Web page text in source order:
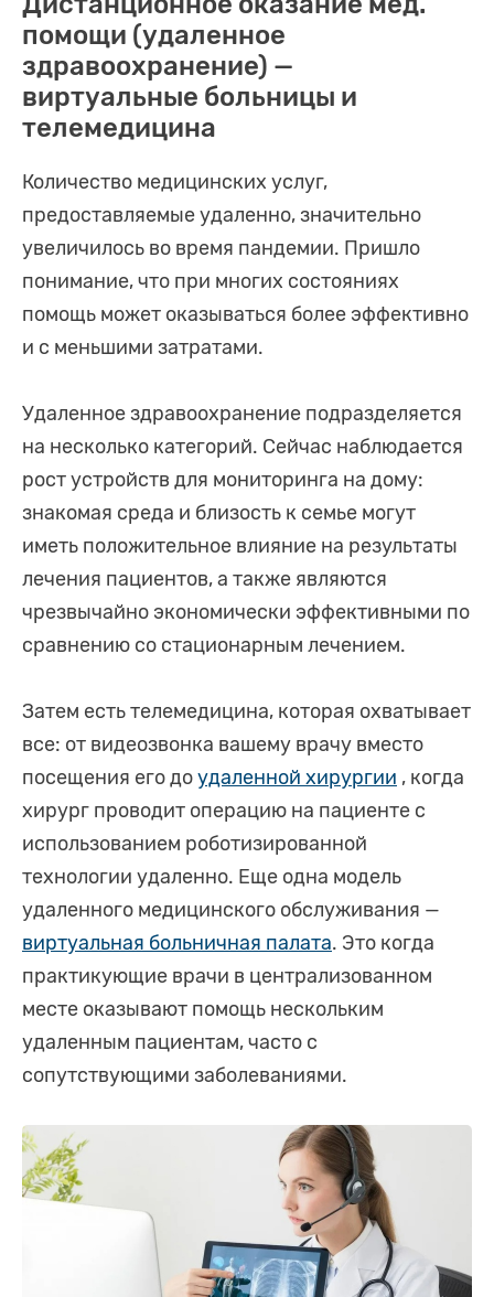
помощи (удаленное
здравоохранение) —
виртуальные больницы и
телемедицина
Количество медицинских услуг,
предоставляемые удаленно, значительно
увеличилось во время пандемии. Пришло
понимание, что при многих состояниях
помощь может оказываться более эффективно
и с меньшими затратами.
Удаленное здравоохранение подразделяется
на несколько категорий. Сейчас наблюдается
рост устройств для мониторинга на дому:
знакомая среда и близость к семье могут
иметь положительное влияние на результаты
лечения пациентов, а также являются
чрезвычайно экономически эффективными по
сравнению со стационарным лечением.
Затем есть телемедицина, которая охватывает
все: от видеозвонка вашему врачу вместо
посещения его доудаленной хирургии , когда
хирург проводит операцию на пациенте с
использованием роботизированной
технологии удаленно. Еще одна модель
удаленного медицинского обслуживания —
виртуальная больничная палата. Это когда
практикующие врачи в централизованном
месте оказывают помощь нескольким
удаленным пациентам, часто с
сопутствующими заболеваниями.